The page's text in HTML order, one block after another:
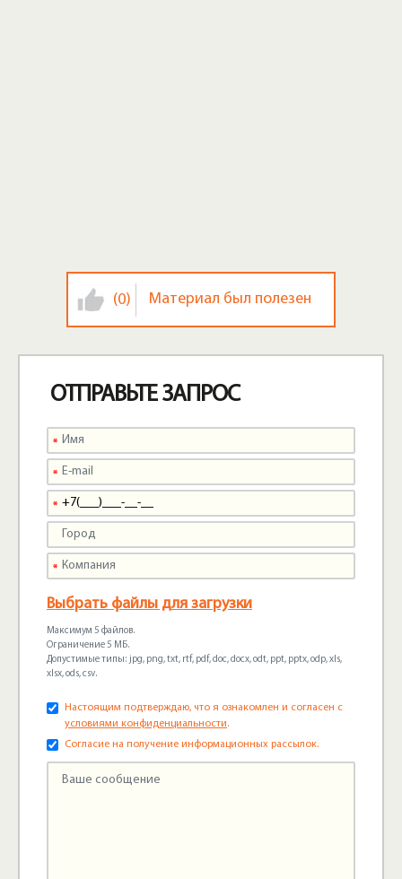
(0) Материал был полезен
ОТПРАВЬТЕ ЗАПРОС
Выбрать файлы для загрузки
Максимум 5 файлов.
Ограничение 5 МБ.
Допустимые типы: jpg, png, txt, rtf, pdf, doc, docx, odt, ppt, pptx, odp, xls,
xlsx, ods, csv.
Настоящим подтверждаю, что я ознакомлен и согласен с
условиями конфиденциальности.
Согласие на получение информационных рассылок.